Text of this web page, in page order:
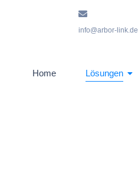
info@arbor-link.de
Home Lösungen